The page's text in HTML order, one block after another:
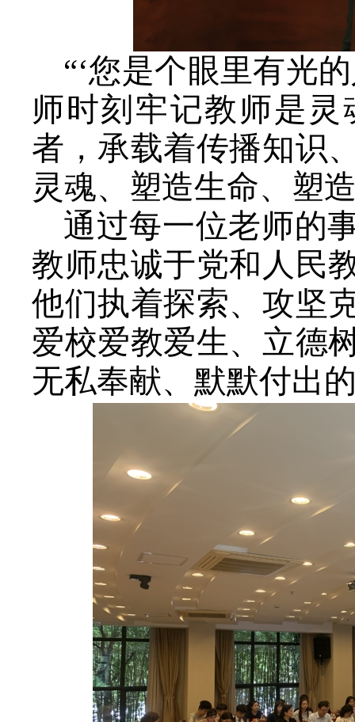
“‘您是个眼里有光
师时刻牢记教师是
者，承载着传播知识
灵魂、塑造生命、塑
通过每一位老师的
教师忠诚于党和人民
他们执着探索、攻坚
爱校爱教爱生、立德
无私奉献、默默付出